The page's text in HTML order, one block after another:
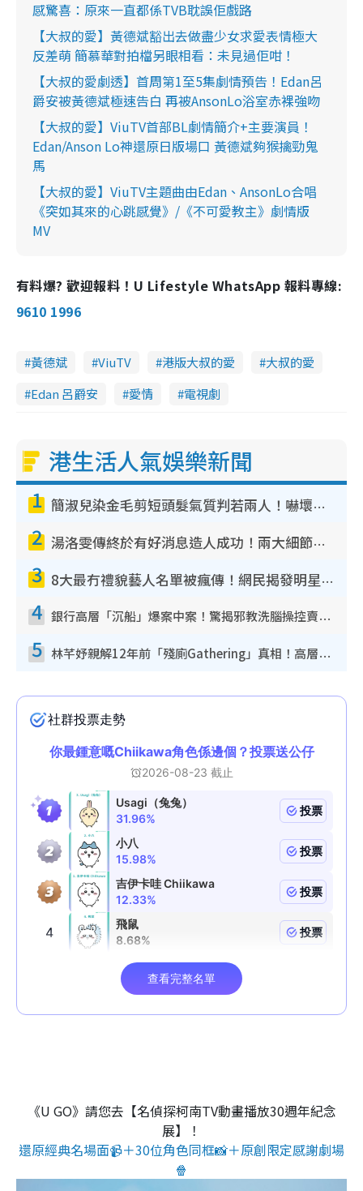
感驚喜：原來一直都係TVB耽誤佢戲路
【大叔的愛】黃德斌豁出去做盡少女求愛表情極大
反差萌 簡慕華對拍檔另眼相看：未見過佢咁！
【大叔的愛劇透】首周第1至5集劇情預告！Edan呂
爵安被黃德斌極速告白 再被AnsonLo浴室赤裸強吻
【大叔的愛】ViuTV首部BL劇情簡介+主要演員！
Edan/Anson Lo神還原日版場口 黃德斌夠猴擒勁鬼
馬
【大叔的愛】ViuTV主題曲由Edan、AnsonLo合唱
《突如其來的心跳感覺》/《不可愛教主》劇情版
MV
有料爆? 歡迎報料！U Lifestyle WhatsApp 報料專線:
9610 1996
黃德斌 ViuTV 港版大叔的愛
大叔的愛
Edan 呂爵安
愛情 電視劇
港生活人氣娛樂新聞
1 簡淑兒染金毛剪短頭髮氣質判若兩人！嚇壞老公麥大力都認唔出：「你做咩事？」
2 湯洛雯傳終於有好消息造人成功！兩大細節曝孕味極濃惹猜測：大肚婆先會咁！
3 8大最冇禮貌藝人名單被瘋傳！網民揭發明星真面目 一致數臭呢位係無品天花板？
4 銀行高層「沉船」爆案中案！驚揭邪教洗腦操控賣淫被吞600萬 幕後黑手講多錯多
5 林芊妤親解12年前「殘廁Gathering」真相！高層解約一句話重創尊嚴至今拒返TVB
《U GO》請您去【名偵探柯南TV動畫播放30週年紀念
展】！
還原經典名場面📹＋30位角色同框📸＋原創限定感謝劇場
🍿